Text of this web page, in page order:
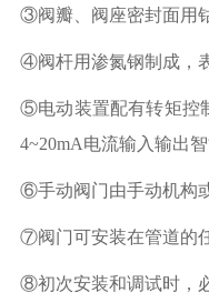
③阀瓣、阀座密封面用
④阀杆用渗氮钢制成，
⑤电动装置配有转矩控
4~20mA电流输入输出
⑥手动阀门由手动机构
⑦阀门可安装在管道的
⑧初次安装和调试时，